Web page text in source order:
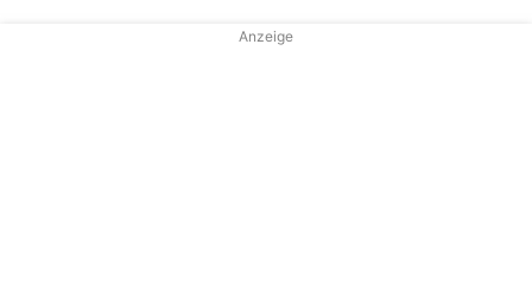
Anzeige